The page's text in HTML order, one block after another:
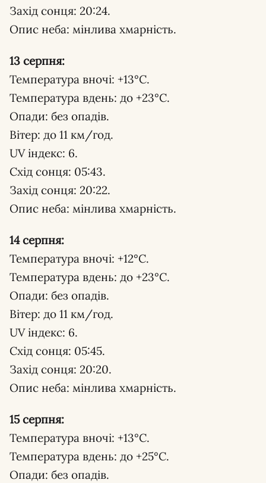
Захід сонця: 20:24.
Опис неба: мінлива хмарність.
13 серпня:
Температура вночі: +13°С.
Температура вдень: до +23°С.
Опади: без опадів.
Вітер: до 11 км/год.
UV індекс: 6.
Схід сонця: 05:43.
Захід сонця: 20:22.
Опис неба: мінлива хмарність.
14 серпня:
Температура вночі: +12°С.
Температура вдень: до +23°С.
Опади: без опадів.
Вітер: до 11 км/год.
UV індекс: 6.
Схід сонця: 05:45.
Захід сонця: 20:20.
Опис неба: мінлива хмарність.
15 серпня:
Температура вночі: +13°С.
Температура вдень: до +25°С.
Опади: без опадів.